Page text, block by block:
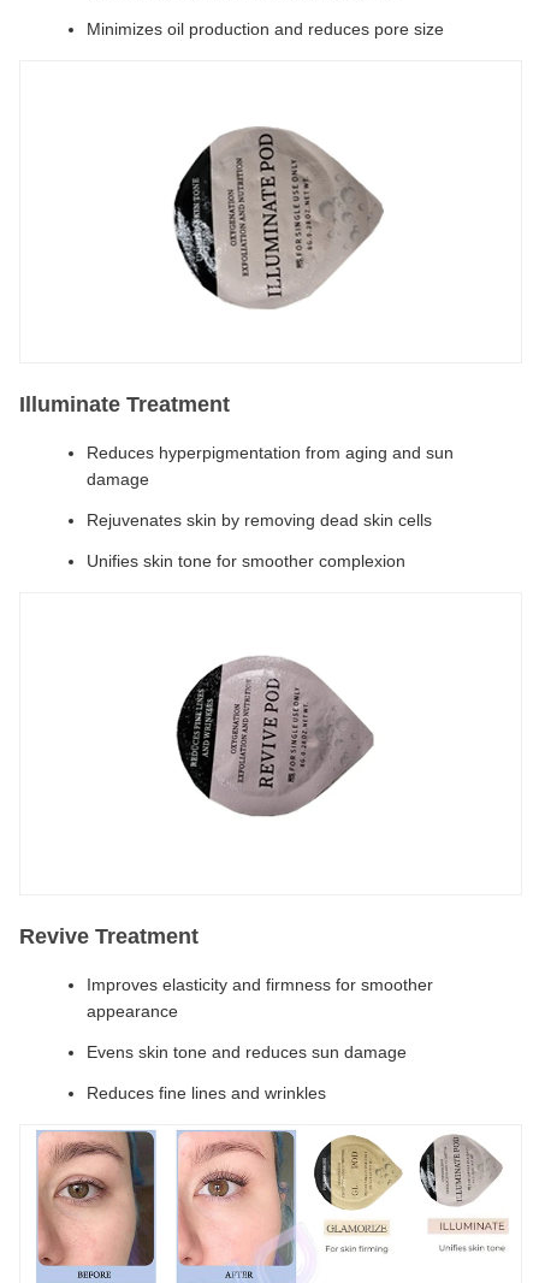
Minimizes oil production and reduces pore size
Illuminate Treatment
Reduces hyperpigmentation from aging and sun
damage
Rejuvenates skin by removing dead skin cells
Unifies skin tone for smoother complexion
Revive Treatment
Improves elasticity and firmness for smoother
appearance
Evens skin tone and reduces sun damage
Reduces fine lines and wrinkles